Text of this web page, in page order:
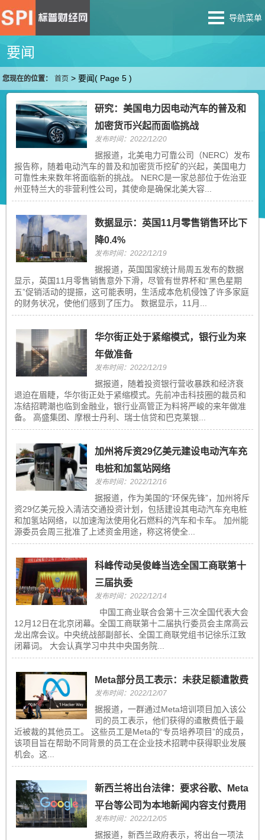
导航菜单
要闻
您现在的位置： 首页 >要闻( Page 5 )
研究：美国电力因电动汽车的普及和
加密货币兴起而面临挑战
发布时间：2022/12/20
据报道，北美电力可靠公司（NERC）发布
报告称，随着电动汽车的普及和加密货币挖矿的兴起，美国电力
可靠性未来数年将面临新的挑战。 NERC是一家总部位于佐治亚
州亚特兰大的非营利性公司，其使命是确保北美大容...
数据显示：英国11月零售销售环比下
降0.4%
发布时间：2022/12/19
据报道，英国国家统计局周五发布的数据
显示，英国11月零售销售意外下滑，尽管有世界杯和“黑色星期
五”促销活动的提振，这可能表明，生活成本危机侵蚀了许多家庭
的财务状况，使他们感到了压力。 数据显示，11月...
华尔街正处于紧缩模式，银行业为来
年做准备
发布时间：2022/12/19
据报道，随着投资银行营收暴跌和经济衰
退迫在眉睫，华尔街正处于紧缩模式。先前冲击科技圈的裁员和
冻结招聘潮也临到金融业，银行业高管正为料将严峻的来年做准
备。 高盛集团、摩根士丹利、瑞士信贷和巴克莱银...
加州将斥资29亿美元建设电动汽车充
电桩和加氢站网络
发布时间：2022/12/16
据报道，作为美国的“环保先锋”，加州将斥
资29亿美元投入清洁交通投资计划，包括建设其电动汽车充电桩
和加氢站网络，以加速淘汰使用化石燃料的汽车和卡车。 加州能
源委员会周三批准了上述资金用途，称这将使全...
科峰传动吴俊峰当选全国工商联第十
三届执委
发布时间：2022/12/14
中国工商业联合会第十三次全国代表大会
12月12日在北京闭幕。全国工商联第十二届执行委员会主席高云
龙出席会议。中央统战部副部长、全国工商联党组书记徐乐江致
闭幕词。 大会认真学习中共中央国务院...
Meta部分员工表示：未获足额遣散费
发布时间：2022/12/07
据报道，一群通过Meta培训项目加入该公
司的员工表示，他们获得的遣散费低于最
近被裁的其他员工。 这些员工是Meta的“专员培养项目”的成员，
该项目旨在帮助不同背景的员工在企业技术招聘中获得职业发展
机会。这...
新西兰将出台法律：要求谷歌、Meta
平台等公司为本地新闻内容支付费用
发布时间：2022/12/05
据报道，新西兰政府表示，将出台一项法